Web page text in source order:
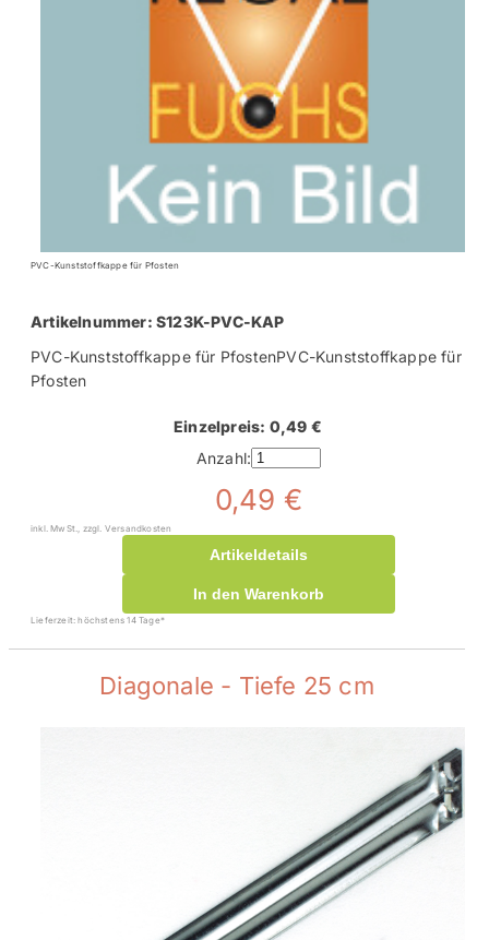
PVC-Kunststoffkappe für Pfosten
Artikelnummer: S123K-PVC-KAP
PVC-Kunststoffkappe für PfostenPVC-Kunststoffkappe für
Pfosten
Einzelpreis: 0,49 €
Anzahl:
0,49 €
inkl. MwSt., zzgl. Versandkosten
Artikeldetails
In den Warenkorb
Lieferzeit: höchstens 14 Tage*
Diagonale - Tiefe 25 cm